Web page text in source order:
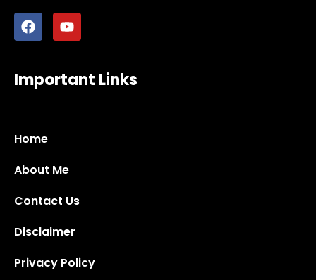
Important Links
Home
About Me
Contact Us
Disclaimer
Privacy Policy